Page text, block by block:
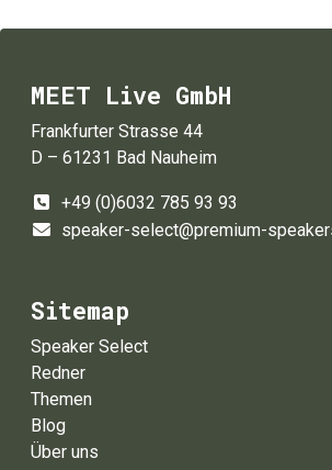
MEET Live GmbH
Frankfurter Strasse 44
D – 61231 Bad Nauheim
+49 (0)6032 785 93 93
speaker-select@premium-
Sitemap
Speaker Select
Redner
Themen
Blog
Über uns